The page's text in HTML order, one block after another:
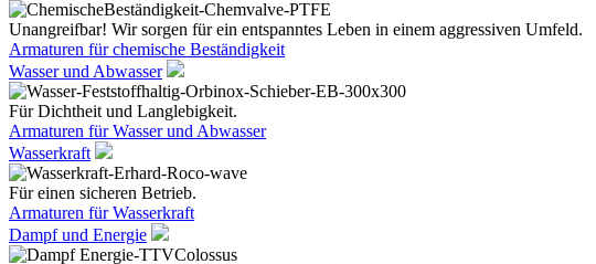
Unangreifbar! Wir sorgen für ein entspanntes Leben in einem aggressiven Umfeld.
Armaturen für chemische Beständigkeit
Wasser und Abwasser
Für Dichtheit und Langlebigkeit.
Armaturen für Wasser und Abwasser
Wasserkraft
Für einen sicheren Betrieb.
Armaturen für Wasserkraft
Dampf und Energie